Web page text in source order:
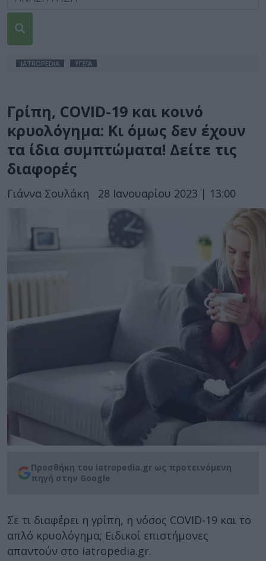
IATROPEDIA ΥΓΕΙΑ
Γρίπη, COVID-19 και κοινό
κρυολόγημα: Κι όμως δεν έχουν
τα ίδια συμπτώματα! Δείτε τις
διαφορές
Γιάννα Σουλάκη 28 Ιανουαρίου 2023 | 13:00
Προσθήκη του iatropedia.gr ως προτεινόμενη
πηγή στην Google
Σε τι διαφέρει η γρίπη, η νόσος COVID-19 και το
απλό κρυολόγημα; Ειδικοί επιστήμονες
απαντούν στο iatropedia.gr.